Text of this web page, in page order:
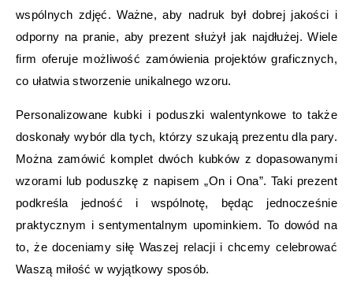
wspólnych zdjęć. Ważne, aby nadruk był dobrej jakości i
odporny na pranie, aby prezent służył jak najdłużej. Wiele
firm oferuje możliwość zamówienia projektów graficznych,
co ułatwia stworzenie unikalnego wzoru.
Personalizowane kubki i poduszki walentynkowe to także
doskonały wybór dla tych, którzy szukają prezentu dla pary.
Można zamówić komplet dwóch kubków z dopasowanymi
wzorami lub poduszkę z napisem „On i Ona”. Taki prezent
podkreśla jedność i wspólnotę, będąc jednocześnie
praktycznym i sentymentalnym upominkiem. To dowód na
to, że doceniamy siłę Waszej relacji i chcemy celebrować
Waszą miłość w wyjątkowy sposób.